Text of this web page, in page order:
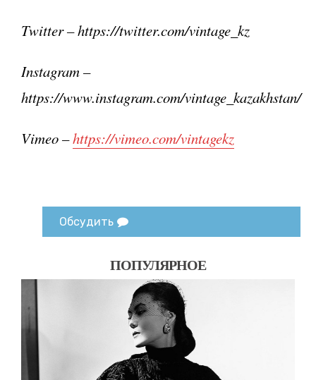
Twitter – https://twitter.com/vintage_kz
Instagram –
https://www.instagram.com/vintage_kazakhstan/
Vimeo –https://vimeo.com/vintagekz
Обсудить
ПОПУЛЯРНОЕ